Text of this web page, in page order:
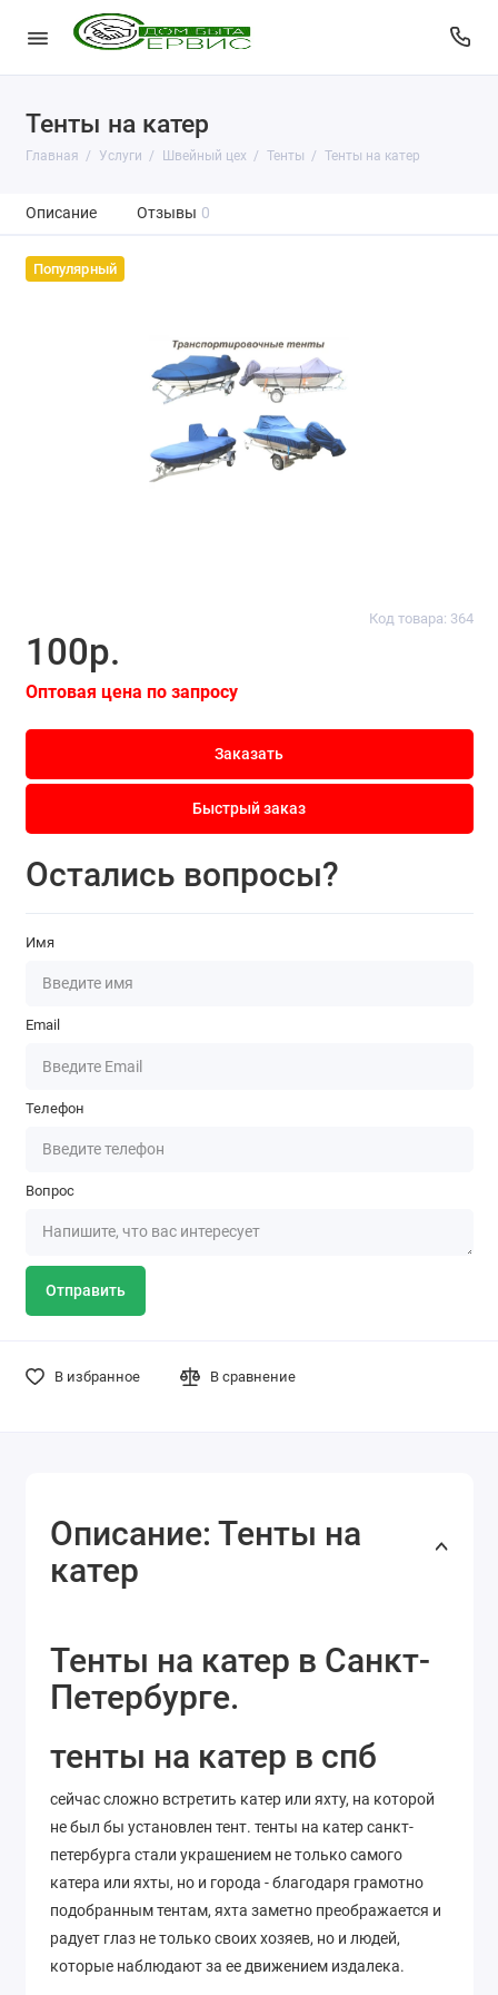
Тенты на катер
Главная Услуги Швейный цех Тенты Тенты на катер
Описание Отзывы 0
Популярный
Код товара: 364
100р.
Оптовая цена по запросу
Заказать
Быстрый заказ
Остались вопросы?
Имя
Email
Телефон
Вопрос
Отправить
В избранное В сравнение
Описание: Тенты на
катер
Тенты на катер в Санкт-
Петербурге.
тенты на катер в спб
сейчас сложно встретить катер или яхту, на которой
не был бы установлен тент. тенты на катер санкт-
петербурга стали украшением не только самого
катера или яхты, но и города - благодаря грамотно
подобранным тентам, яхта заметно преображается и
радует глаз не только своих хозяев, но и людей,
которые наблюдают за ее движением издалека.